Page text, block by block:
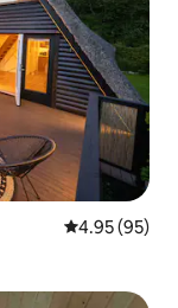
平均评分
4.95 (95)